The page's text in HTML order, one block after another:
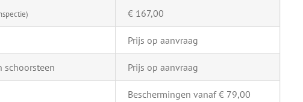
€ 167,00
Prijs op aanvraag
schoorsteen Prijs op aanvraag
Beschermingen vanaf € 79,00